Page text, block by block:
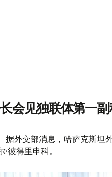
会见独联体第一
据外交部消息，哈萨克斯坦
彼得里申科。